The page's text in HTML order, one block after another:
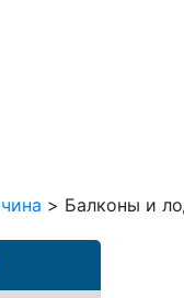
> Балконы и